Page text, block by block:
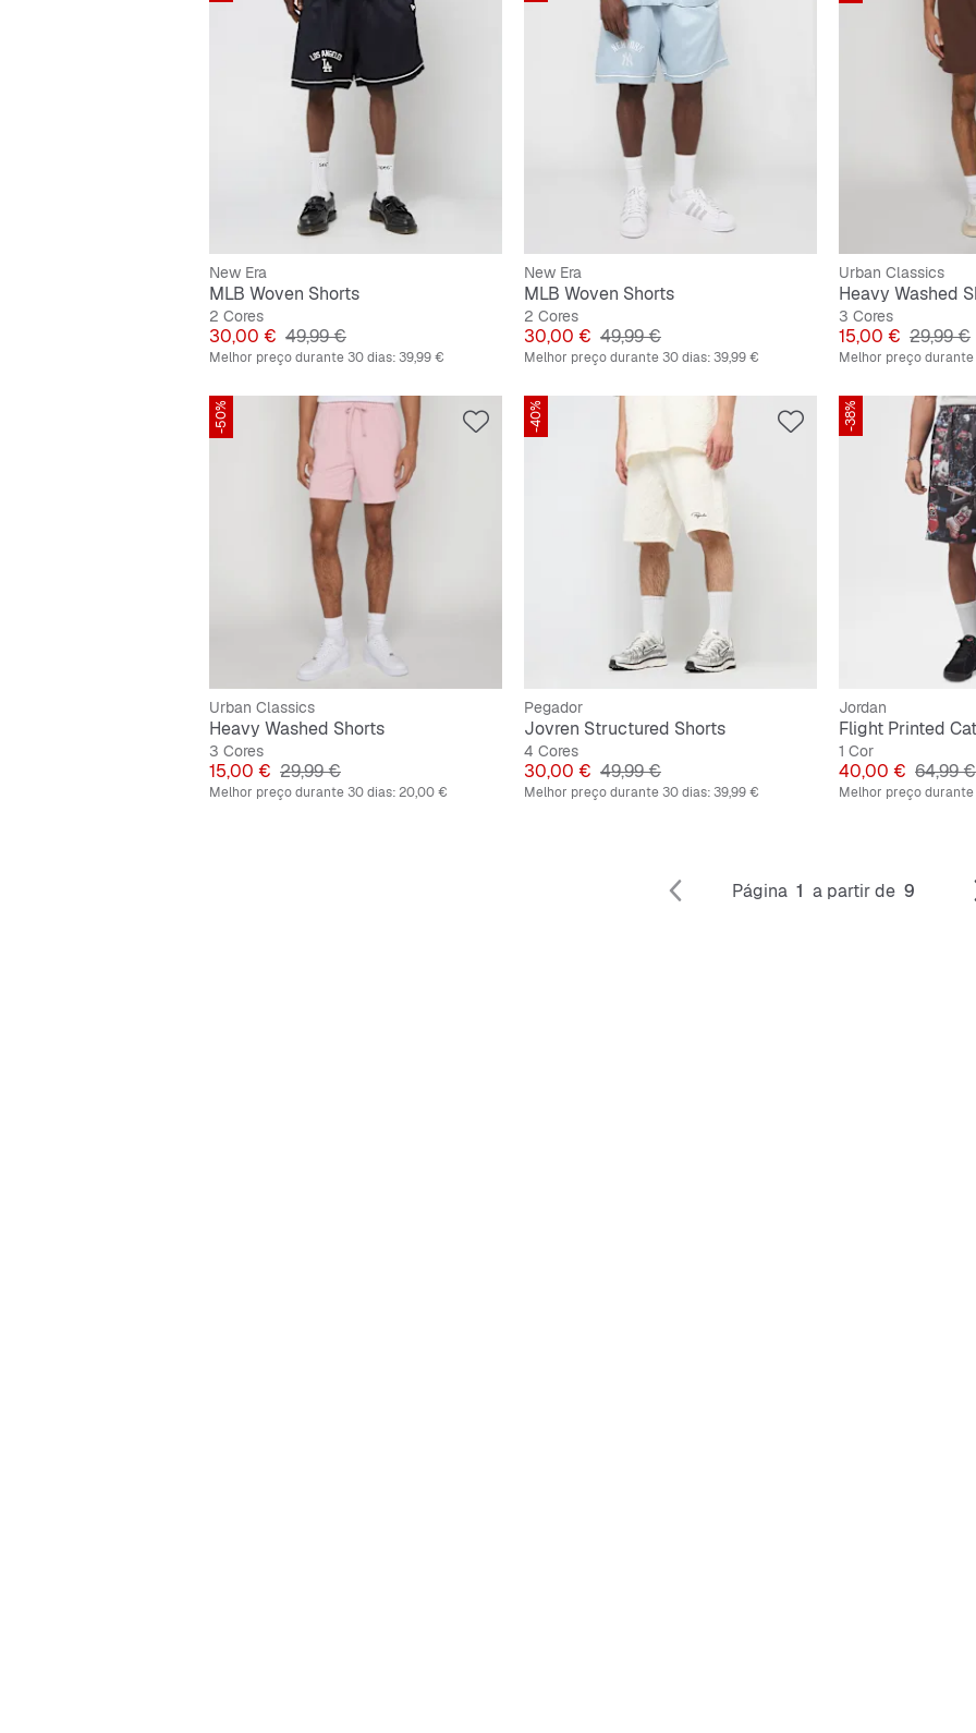
New Era
MLB Woven Shorts
2 Cores
Preço
30,00 € Preço original
49,99 €
Melhor preço durante 30 dias:39,99 €
New Era
MLB Woven Shorts
2 Cores
Preço
30,00 € Preço original
49,99 €
Melhor preço durante 30 dias:39,99 €
Urban Classics
Heavy Washed
3 Cores
Preço
15,00 € Preço
29,99 €
Melhor preço
-50%
Urban Classics
Heavy Washed Shorts
3 Cores
Preço
15,00 € Preço original
29,99 €
Melhor preço durante 30 dias:20,00 €
-40%
Pegador
Jovren Structured Shorts
4 Cores
Preço
30,00 € Preço original
49,99 €
Melhor preço durante 30 dias:39,99 €
-38%
Jordan
Flight Printed
1 Cor
Preço
40,00 € Preço
64,99 €
Melhor preço
Página 1 a partir de 9